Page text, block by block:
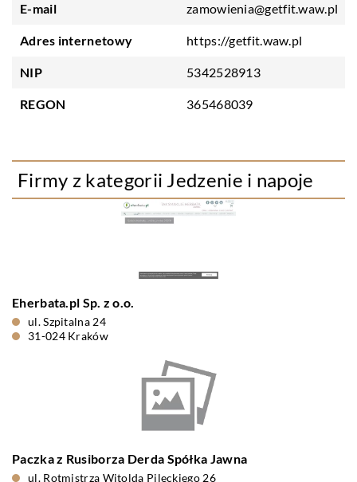
E-mail zamowienia@getfit.waw.pl
Adres internetowy https://getfit.waw.pl
NIP 5342528913
REGON 365468039
Firmy z kategorii Jedzenie i napoje
Eherbata.pl Sp. z o.o.
ul. Szpitalna 24
31-024 Kraków
Paczka z Rusiborza Derda Spółka Jawna
ul. Rotmistrza Witolda Pileckiego 26